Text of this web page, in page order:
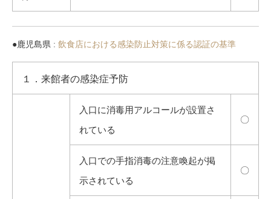
●鹿児島県 : 飲食店における感染防止対策に係る認証の基準
１．来館者の感染症予防
入口に消毒用アルコールが設置さ
れている
〇
入口での手指消毒の注意喚起が掲
示されている
〇